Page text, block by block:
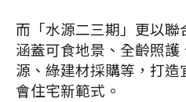
而「水源二三期」更以聯
涵蓋可食地景、全齡照
源、綠建材採購等，打
會住宅新範式。